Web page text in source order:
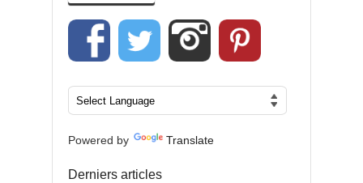
Powered by Translate
Derniers articles